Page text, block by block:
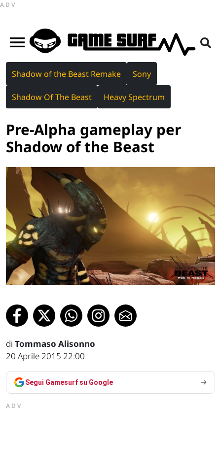
ADV
Shadow of the Beast Remake Sony
Shadow Of The Beast Heavy Spectrum
Pre-Alpha gameplay per
Shadow of the Beast
di Tommaso Alisonno
20 Aprile 2015 22:00
Segui Gamesurf su Google
ADV